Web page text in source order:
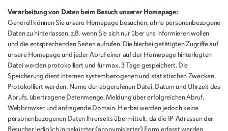
Verarbeitung von Daten beim Besuch unserer Homepage:
Generell können Sie unsere Homepage besuchen, ohne personenbezogene
Daten zu hinterlassen, z.B. wenn Sie sich nur über uns informieren wollen
und die entsprechenden Seiten aufrufen. Die hierbei getätigten Zugriffe auf
unsere Homepage und jeder Abruf einer auf der Homepage hinterlegten
Datei werden protokolliert und für max. 3 Tage gespeichert. Die
Speicherung dient internen systembezogenen und statistischen Zwecken.
Protokolliert werden: Name der abgerufenen Datei, Datum und Uhrzeit des
Abrufs, übertragene Datenmenge, Meldung über erfolgreichen Abruf,
Webbrowser und anfragende Domain. Hierbei werden jedoch keine
personenbezogenen Daten Ihrerseits übermittelt, da die IP-Adressen der
Besucher lediglich in gekürzter (anonymisierter) Form erfasst werden.